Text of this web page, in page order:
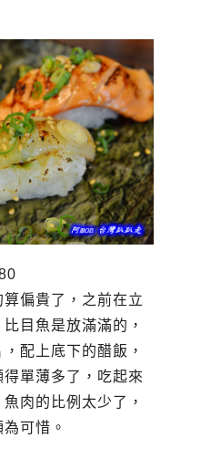
偏貴了，之前在立
目魚是放滿滿的，
配上底下的醋飯，
得單薄多了，吃起來
肉的比例太少了，
可惜。